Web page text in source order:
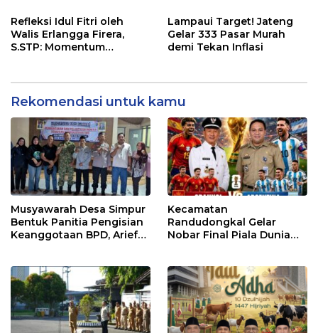
Refleksi Idul Fitri oleh
Walis Erlangga Firera,
S.STP: Momentum
Lampaui Target! Jateng
Gelar 333 Pasar Murah
demi Tekan Inflasi
Rekomendasi untuk kamu
Musyawarah Desa Simpur
Bentuk Panitia Pengisian
Keanggotaan BPD, Arief
Kecamatan
Randudongkal Gelar
Nobar Final Piala Dunia